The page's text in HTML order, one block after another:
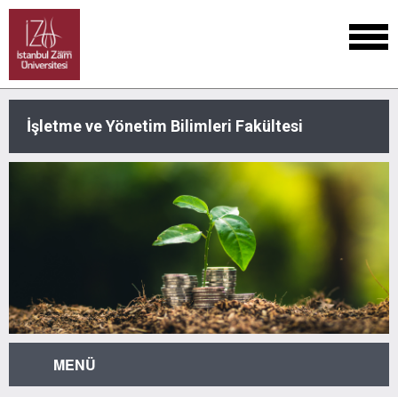
İşletme ve Yönetim Bilimleri Fakültesi
MENÜ